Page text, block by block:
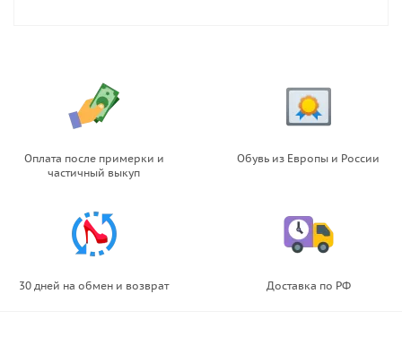
Оплата после примерки и
частичный выкуп
Обувь из Европы и России
30 дней на обмен и возврат Доставка по РФ